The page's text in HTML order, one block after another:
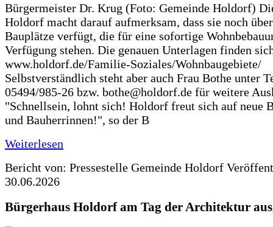
Bürgermeister Dr. Krug (Foto: Gemeinde Holdorf)
Holdorf macht darauf aufmerksam, dass sie noch
Bauplätze verfügt, die für eine sofortige
Verfügung stehen. Die genauen Unterlagen finden
www.holdorf.de/Familie-Soziales/Wohnbaugebiete/
Selbstverständlich steht aber auch Frau Bothe unter
05494/985-26 bzw. bothe@holdorf.de für weitere
"Schnellsein, lohnt sich! Holdorf freut sich auf neue
und Bauherrinnen!", so der B
Weiterlesen
Bericht von: Pressestelle Gemeinde Holdorf
30.06.2026
Bürgerhaus Holdorf am Tag der Architektur